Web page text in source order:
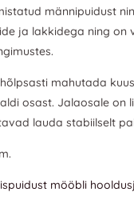
männipuidust
ja lakkidega ning on
mahutada
osast. Jalaosale on
lauda stabiilselt
mööbli